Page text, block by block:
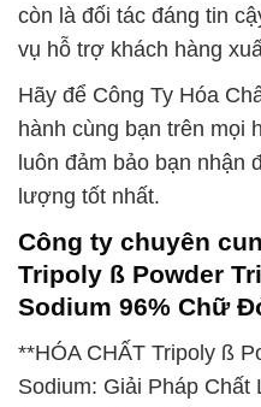
còn là đối tác đáng tin
vụ hỗ trợ khách hàng
Hãy để Công Ty Hóa
hành cùng bạn trên mọi
luôn đảm bảo bạn
lượng tốt nhất.
Công ty chuyên
Tripoly ß Powder
Sodium 96% Chữ
**HÓA CHẤT Tripoly ß
Sodium: Giải Pháp